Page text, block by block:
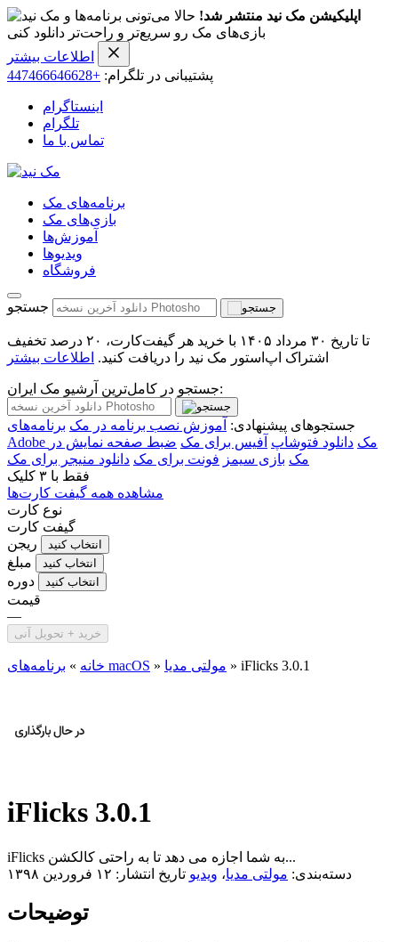
اپلیکیشن مک نید منتشر شد! حالا می‌تونی برنامه‌ها و
بازی‌های مک رو سریع‌تر و راحت‌تر دانلود کنی
اطلاعات بیشتر
پشتیبانی در تلگرام: +447466646628
اینستاگرام
تلگرام
تماس با ما
برنامه‌های مک
بازی‌های مک
آموزش‌ها
ویدیو‌ها
فروشگاه
جستجو
تا تاریخ ۳۰ مرداد ۱۴۰۵ با خرید هر گیفت‌کارت، ۲۰ درصد تخفیف
اشتراک اپ‌استور مک نید را دریافت کنید. اطلاعات بیشتر
جستجو در کامل‌ترین آرشیو مک ایران:
جستجوهای پیشنهادی: آموزش نصب برنامه در مک برنامه‌های
Adobe مک دانلود فتوشاپ آفیس برای مک ضبط صفحه نمایش در
مک بازی سیمز فونت برای مک دانلود منیجر برای مک
فقط با ۳ کلیک
مشاهده همه گیفت کارت‌ها
نوع کارت
گیفت کارت
ریجن
انتخاب کنید
مبلغ انتخاب کنید
دوره انتخاب کنید
قیمت
—
خرید + تحویل آنی
خانه » برنامه‌های macOS » مولتی مدیا » iFlicks 3.0.1
iFlicks 3.0.1
iFlicks به شما اجازه می دهد تا به راحتی کالکشن...
دسته‌بندی: مولتی مدیا، ویدیو تاریخ انتشار: ۱۲ فروردین ۱۳۹۸
توضیحات